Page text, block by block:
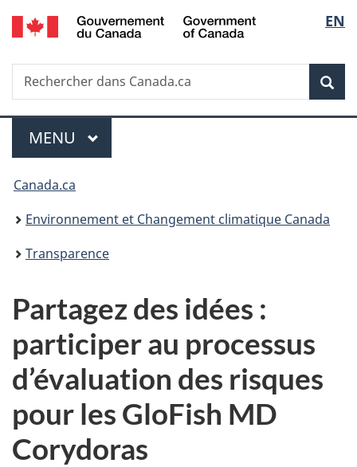
Passer
au
principal
Passer
à
Au
du
Passer
à
version
simplifiée
de
la
EN
Recherche
Rechercher
dans
Menu
MENU PRINCIPAL
Vous
êtes
ici :
Canada.ca
Environnement et Changement climatique Canada
Transparence
Partagez des idées :
participer au processus
d’évaluation des risques
pour les GloFish MD
Corydoras